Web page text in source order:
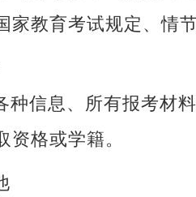
家教育考试规定、情
种信息、所有报考材
资格或学籍。